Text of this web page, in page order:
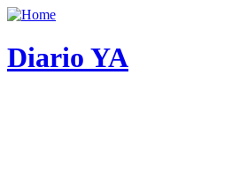
Diario YA